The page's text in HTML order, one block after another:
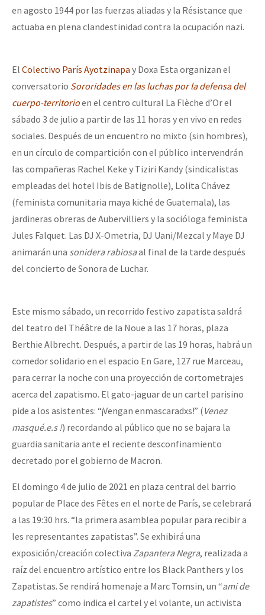
en agosto 1944 por las fuerzas aliadas y la Résistance que
actuaba en plena clandestinidad contra la ocupación nazi.
El Colectivo París Ayotzinapa y Doxa Esta organizan el
conversatorio Sororidades en las luchas por la defensa del
cuerpo-territorioen el centro cultural La Flèche d’Or el
sábado 3 de julio a partir de las 11 horas y en vivo en redes
sociales. Después de un encuentro no mixto (sin hombres),
en un círculo de compartición con el público intervendrán
las compañeras Rachel Keke y Tiziri Kandy (sindicalistas
empleadas del hotel Ibis de Batignolle), Lolita Chávez
(feminista comunitaria maya kiché de Guatemala), las
jardineras obreras de Aubervilliers y la socióloga feminista
Jules Falquet. Las DJ X-Ometria, DJ Uani/Mezcal y Maye DJ
animarán una sonidera rabiosaal final de la tarde después
del concierto de Sonora de Luchar.
Este mismo sábado, un recorrido festivo zapatista saldrá
del teatro del Théâtre de la Noue a las 17 horas, plaza
Berthie Albrecht. Después, a partir de las 19 horas, habrá un
comedor solidario en el espacio En Gare, 127 rue Marceau,
para cerrar la noche con una proyección de cortometrajes
acerca del zapatismo. El gato-jaguar de un cartel parisino
pide a los asistentes: “¡Vengan enmascaradxs!” (Venez
masqué.e.s !) recordando al público que no se bajara la
guardia sanitaria ante el reciente desconfinamiento
decretado por el gobierno de Macron.
El domingo 4 de julio de 2021 en plaza central del barrio
popular de Place des Fêtes en el norte de París, se celebrará
a las 19:30 hrs. “la primera asamblea popular para recibir a
les representantes zapatistas”. Se exhibirá una
exposición/creación colectiva Zapantera Negra, realizada a
raíz del encuentro artístico entre los Black Panthers y los
Zapatistas. Se rendirá homenaje a Marc Tomsin, un “ami de
zapatistes” como indica el cartel y el volante, un activista